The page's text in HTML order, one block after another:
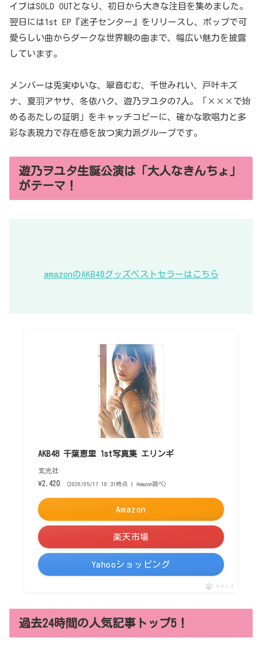
イブはSOLD OUTとなり、初日から大きな注目を集めました。
翌日には1st EP『迷子センター』をリリースし、ポップで可
愛らしい曲からダークな世界観の曲まで、幅広い魅力を披露
しています。
メンバーは兎実ゆいな、翠音むむ、千世みれい、戸叶キズ
ナ、夏羽アヤサ、冬依ハク、遊乃ヲユタの7人。「×××で始
めるあたしの証明」をキャッチコピーに、確かな歌唱力と多
彩な表現力で存在感を放つ実力派グループです。
遊乃ヲユタ生誕公演は「大人なきんちょ」
がテーマ！
amazonのAKB48グッズベストセラーはこちら
AKB48 千葉恵里 1st写真集 エリンギ
玄光社
¥2,420
（2026/05/17 18:31時点 | Amazon調べ）
Amazon
楽天市場
Yahooショッピング
ポチップ
過去24時間の人気記事トップ5！